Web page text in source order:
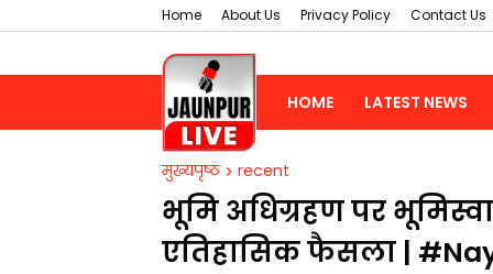
Home About Us Privacy Policy Contact Us
HOME LATEST NEWS
मुख्यपृष्ठ recent
भूमि अधिग्रहण पर
एतिहासिक फैसला |